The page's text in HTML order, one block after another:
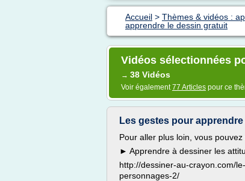
Accueil > Thèmes & vidéos :
apprendre le dessin gratuit
Vidéos sélectionnées
→ 38 Vidéos
Voir également77 Articles pour ce
Les gestes pour
Pour aller plus loin, vous
► Apprendre à dessiner les
http://dessiner-au-crayon.com/
personnages-2/